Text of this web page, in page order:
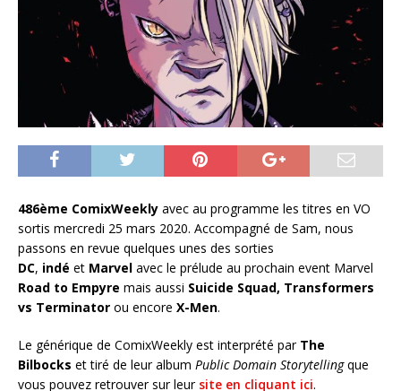
486ème ComixWeekly avec au programme les titres en VO
sortis mercredi 25 mars 2020. Accompagné de Sam, nous
passons en revue quelques unes des sorties
DC, indé et Marvel avec le prélude au prochain event Marvel
Road to Empyre mais aussi Suicide Squad, Transformers
vs Terminator ou encore X-Men.
Le générique de ComixWeekly est interprété par The
Bilbocks et tiré de leur album Public Domain Storytellingque
vous pouvez retrouver sur leursite en cliquant ici.